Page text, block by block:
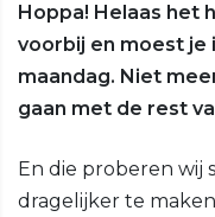
Hoppa! Helaas het
voorbij en moest je
maandag. Niet
gaan met de rest
En die proberen wij
dragelijker te